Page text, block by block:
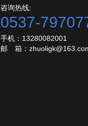
咨询热线:
0537-
手机：13280082001
邮 箱：